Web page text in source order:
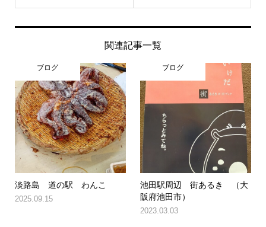
関連記事一覧
ブログ
淡路島 道の駅 わんこ
2025.09.15
ブログ
池田駅周辺 街あるき （大
阪府池田市）
2023.03.03